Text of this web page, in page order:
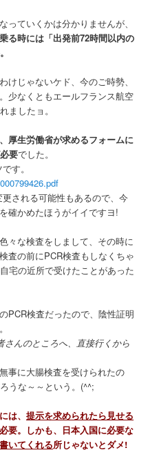
ていくかは分かりませんが、
る時には「出発前72時間以内の
じゃないケド、今のご時勢、
少なくともエールフランス航空
ましたョ。
厚生労働省が求めるフォームに
要でした。
す。
される可能性もあるので、今
確かめたほうがイイですヨ!
々な検査をしまして、その時に
査の前にPCR検査もしなくちゃ
宅の近所で受けたことがあった
PCR検査だったので、陰性証明
さんのところへ、直接行くから
事に大腸検査を受けられたの
うな～～という。(^^;
は、提示を求められたら見せる
要。しかも、日本入国に必要な
いてくれる所じゃないとダメ!